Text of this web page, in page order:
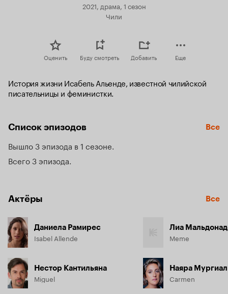
2021, драма, 1 сезон
Чили
Оценить Буду смотреть Добавить Еще
История жизни Исабель Альенде, известной чилийской
писательницы и феминистки.
Список эпизодов Все
Вышло 3 эпизода в 1 сезоне
Всего 3 эпизода
Актёры Все
Даниела Рамирес
Isabel Allende
Нестор Кантильяна
Miguel
Лиа
Meme
Наяра
Carmen